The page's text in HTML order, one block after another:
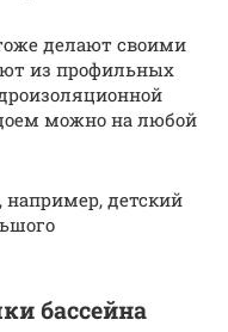
делают своими
из профильных
можно на любой
детский
бассейна